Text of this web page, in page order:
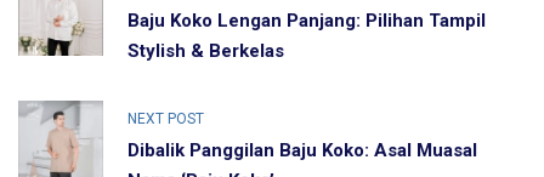
Baju Koko Lengan Panjang: Pilihan Tampil
Stylish & Berkelas
NEXT POST
Dibalik Panggilan Baju Koko: Asal Muasal